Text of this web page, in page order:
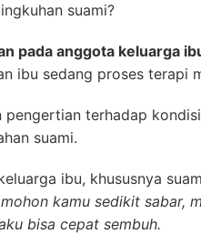
suami?
pada anggota keluarga
ibu sedang proses terapi
terhadap
suami.
ibu, khususnya
kamu sedikit sabar,
bisa cepat sembuh.